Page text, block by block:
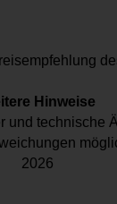
Hinweise
und technische
2026